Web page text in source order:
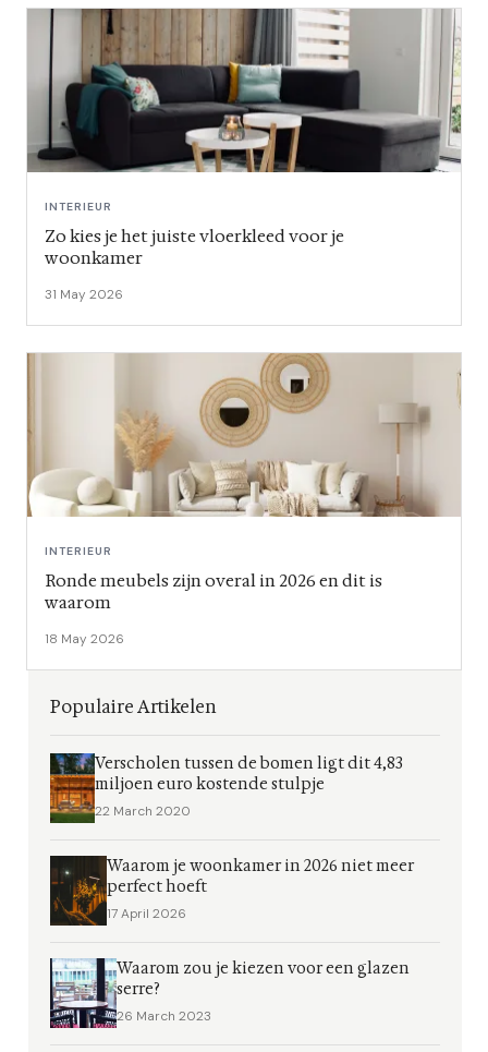
INTERIEUR
Zo kies je het juiste vloerkleed voor je
woonkamer
31 May 2026
INTERIEUR
Ronde meubels zijn overal in 2026 en dit is
waarom
18 May 2026
Populaire Artikelen
Verscholen tussen de bomen ligt dit 4,83
miljoen euro kostende stulpje
22 March 2020
Waarom je woonkamer in 2026 niet meer
perfect hoeft
17 April 2026
Waarom zou je kiezen voor een glazen
serre?
26 March 2023